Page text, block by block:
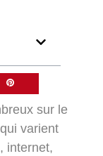
sur le
varient
internet,